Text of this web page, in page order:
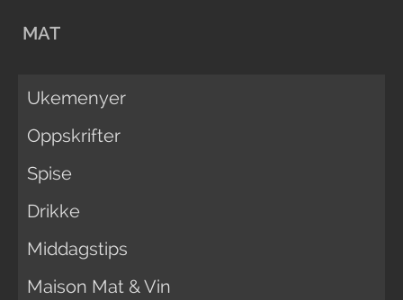
MAT
Ukemenyer
Oppskrifter
Spise
Drikke
Middagstips
Maison Mat & Vin